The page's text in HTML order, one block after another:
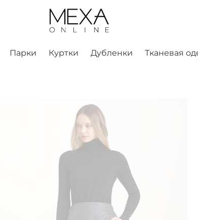
Парки Куртки Дубленки Тканевая